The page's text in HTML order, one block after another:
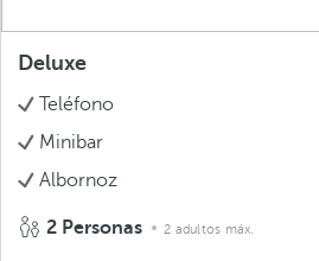
Deluxe
Teléfono
Minibar
Albornoz
2 Personas 2 adultos máx.